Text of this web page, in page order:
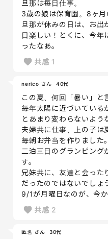
旦那は毎日仕事。
3歳の娘は保育園。8ヶ月
旦那が休みの日は、お出
日楽しい！とくに、今年
ったなあ。
共感 1
nerico さん 40代
この夏、何回「暑い」と
毎年太陽に近づいている
とあまり変わらないよう
夫婦共に仕事、上の子は
毎朝お弁当を作りました。
二泊三日のグランピング
す。
兄妹共に、友達と会った
だったのではないでしょ
9/1が月曜日なのが、今か
共感 2
匿名 さん 30代